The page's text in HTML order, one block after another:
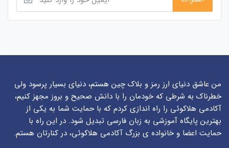
من عاشق دنیای ارز رمز و بلاک چین هستم، دنیای بسیار پرسود ولی
خطرناک به شرطی که خودمان را با دانش صحیح و بروز مجهز کنیم،
آکادمی هلاکوئی را راه اندازی کردم که با حمایت شما به یکی از
بهترین پایگاه آموزشی به زبان فارسی تبدیل شود. در این راه با
حمایت اعضا و خانواده ی بزرگ آکادمی هلاکوئی، در کنارتان هستم.